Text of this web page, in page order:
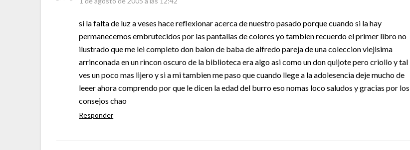
si la falta de luz a veses hace reflexionar acerca de nuestro pasado porque cuando si la hay
permanecemos embrutecidos por las pantallas de colores yo tambien recuerdo el primer libro no
ilustrado que me lei completo don balon de baba de alfredo pareja de una coleccion viejisima
arrinconada en un rincon oscuro de la biblioteca era algo asi como un don quijote pero criollo y tal
ves un poco mas lijero y si a mi tambien me paso que cuando llege a la adolesencia deje mucho de
leeer ahora comprendo por que le dicen la edad del burro eso nomas loco saludos y gracias por los
consejos chao
Responder